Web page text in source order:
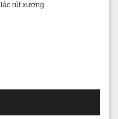
rút xương